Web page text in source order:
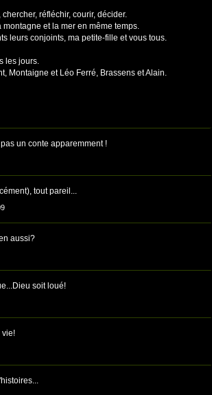
réfléchir, courir, décider.
et la mer en même temps.
leurs conjoints, ma petite-fille et vous tous.
les jours.
Montaigne et Léo Ferré, Brassens et Alain.
un conte apparemment !
tout pareil...
aussi?
soit loué!
vie!